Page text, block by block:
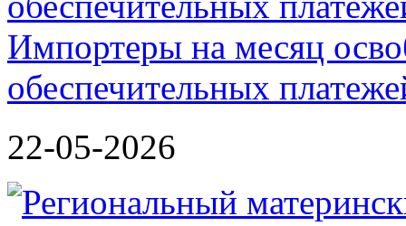
Импортеры на месяц
обеспечительных
22-05-2026